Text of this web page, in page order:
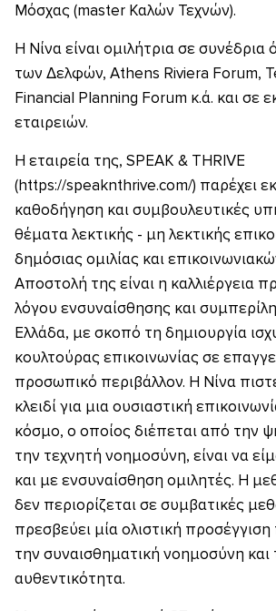
Μόσχας (master Καλών Τεχνών).
Η Νίνα είναι ομιλήτρια σε
των Δελφών, Athens Riviera Forum,
Financial Planning Forum κ.ά. και σε
εταιρειών.
Η εταιρεία της, SPEAK & THRIVE
(https://speaknthrive.com/) παρέχει
καθοδήγηση και συμβουλευτικές
θέματα λεκτικής - μη λεκτικής
δημόσιας ομιλίας και
Αποστολή της είναι η καλλιέργεια
λόγου ενσυναίσθησης και
Ελλάδα, με σκοπό τη δημιουργία
κουλτούρας επικοινωνίας σε
προσωπικό περιβάλλον. Η Νίνα
κλειδί για μια ουσιαστική
κόσμο, ο οποίος διέπεται από την
την τεχνητή νοημοσύνη, είναι να
και με ενσυναίσθηση ομιλητές. Η
δεν περιορίζεται σε συμβατικές
πρεσβεύει μία ολιστική
την συναισθηματική νοημοσύνη και
αυθεντικότητα.